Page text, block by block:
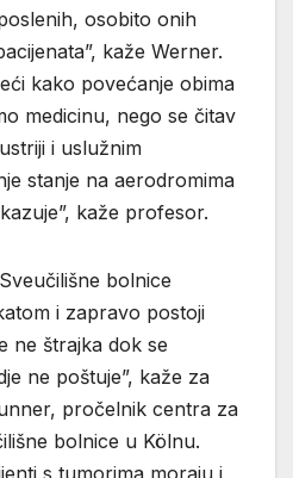
osobito onih
kaže Werner.
kako povećanje obima
medicinu, nego se čitav
i uslužnim
stanje na aerodromima
kaže profesor.
bolnice
i zapravo postoji
ne štrajka dok se
ne poštuje”, kaže za
pročelnik centra za
bolnice u Kölnu.
s tumorima moraju i